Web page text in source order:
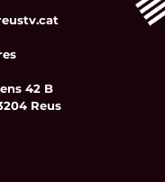
42 B
Reus